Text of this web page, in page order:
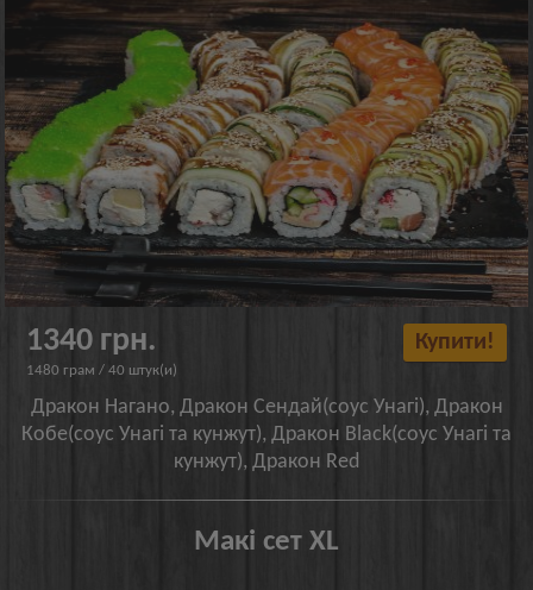
1340 грн.
1480 грам / 40 штук(и)
Купити!
Дракон Нагано, Дракон Сендай(соус Унагі), Дракон
Кобе(соус Унагі та кунжут), Дракон Black(соус Унагі та
кунжут), Дракон Red
Макі сет XL